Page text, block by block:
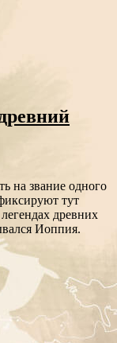
тут
древних
Иоппия.